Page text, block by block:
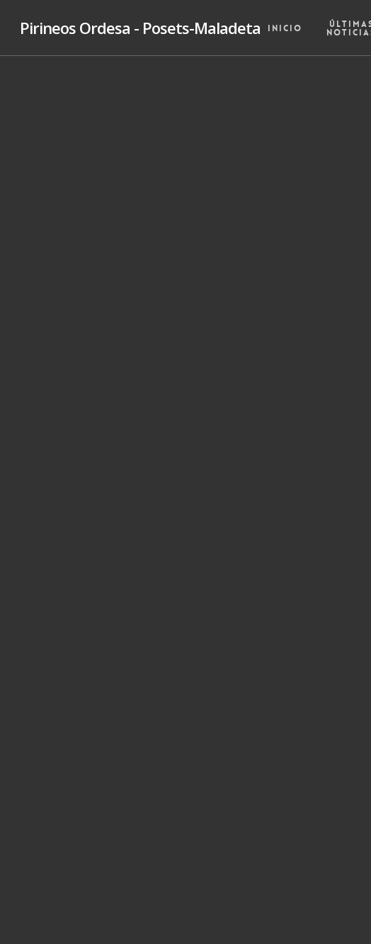
Pirineos Ordesa - Posets-Maladeta Inicio